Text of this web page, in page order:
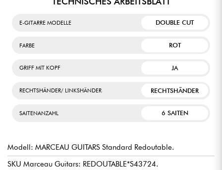
E-GITARRE MODELLE DOUBLE CUT
FARBE ROT
GRIFF MIT KOPF JA
RECHTSHÄNDER/ LINKSHÄNDER RECHTSHÄNDER
SAITENANZAHL 6 SAITEN
Modell: MARCEAU GUITARS Standard Redoutable.
SKU Marceau Guitars: REDOUTABLE*S43724.